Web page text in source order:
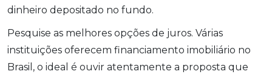
dinheiro depositado no fundo.
Pesquise as melhores opções de juros. Várias
instituições oferecem financiamento imobiliário no
Brasil, o ideal é ouvir atentamente a proposta que